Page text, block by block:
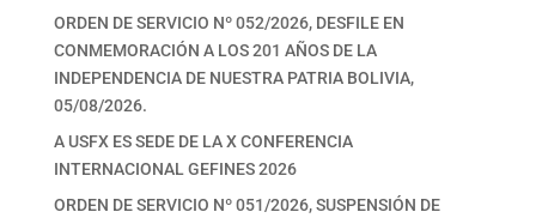
ORDEN DE SERVICIO Nº 052/2026, DESFILE EN
CONMEMORACIÓN A LOS 201 AÑOS DE LA
INDEPENDENCIA DE NUESTRA PATRIA BOLIVIA,
05/08/2026.
A USFX ES SEDE DE LA X CONFERENCIA
INTERNACIONAL GEFINES 2026
ORDEN DE SERVICIO Nº 051/2026, SUSPENSIÓN DE